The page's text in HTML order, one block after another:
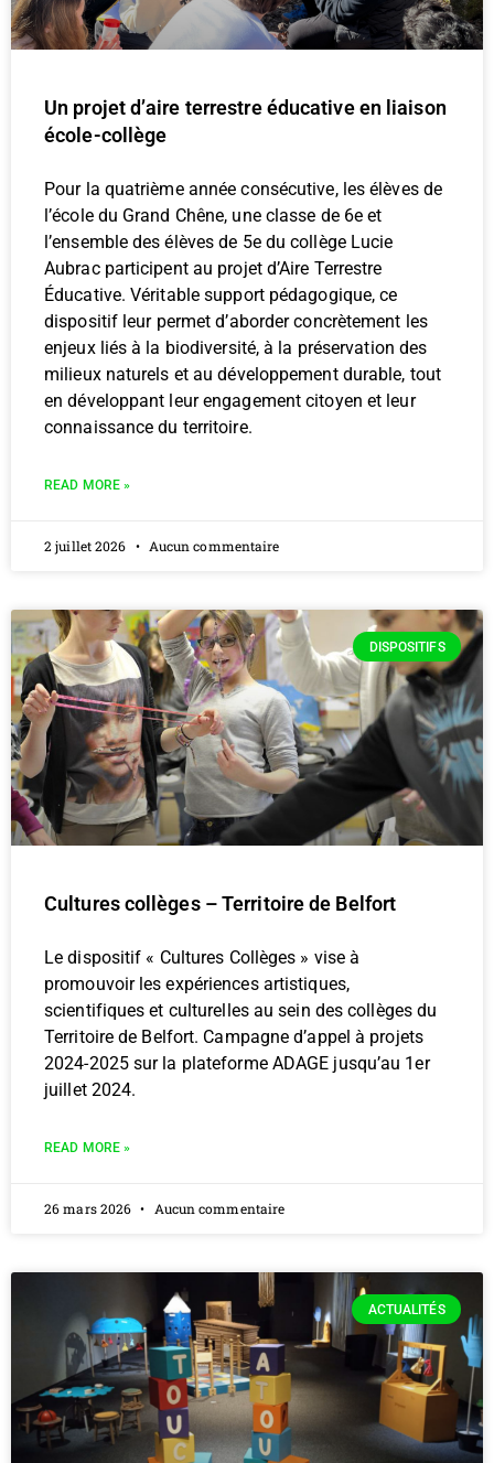
Un projet d’aire terrestre éducative en liaison
école-collège
Pour la quatrième année consécutive, les élèves de
l’école du Grand Chêne, une classe de 6e et
l’ensemble des élèves de 5e du collège Lucie
Aubrac participent au projet d’Aire Terrestre
Éducative. Véritable support pédagogique, ce
dispositif leur permet d’aborder concrètement les
enjeux liés à la biodiversité, à la préservation des
milieux naturels et au développement durable, tout
en développant leur engagement citoyen et leur
connaissance du territoire.
READ MORE »
2 juillet 2026 Aucun commentaire
DISPOSITIFS
Cultures collèges – Territoire de Belfort
Le dispositif « Cultures Collèges » vise à
promouvoir les expériences artistiques,
scientifiques et culturelles au sein des collèges du
Territoire de Belfort. Campagne d’appel à projets
2024-2025 sur la plateforme ADAGE jusqu’au 1er
juillet 2024.
READ MORE »
26 mars 2026 Aucun commentaire
ACTUALITÉS